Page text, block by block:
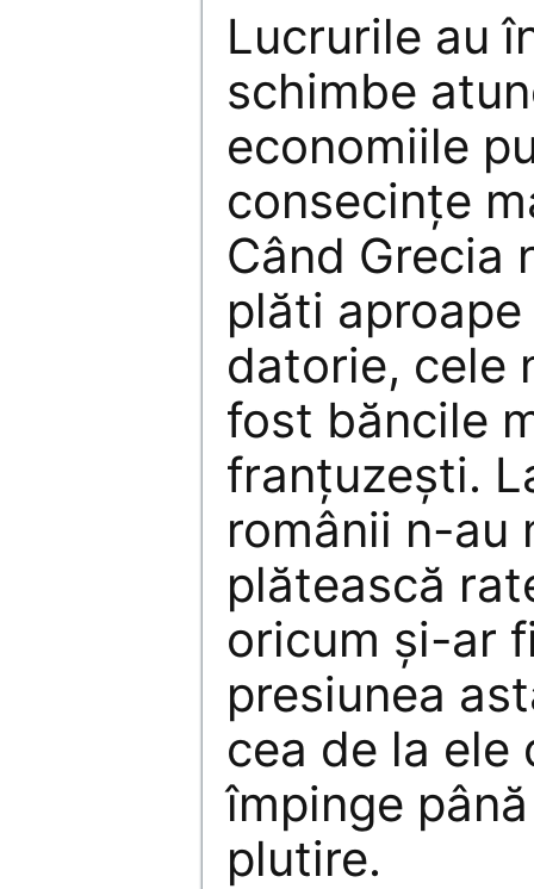
Lucrurile au
schimbe
economiile
consecințe
Când Grecia
plăti
datorie, cele
fost băncile
franțuzești.
românii n-au
plătească
oricum și-ar
presiunea
cea de la ele
împinge
plutire.